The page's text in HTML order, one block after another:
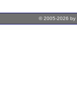
© 2005-2026 by